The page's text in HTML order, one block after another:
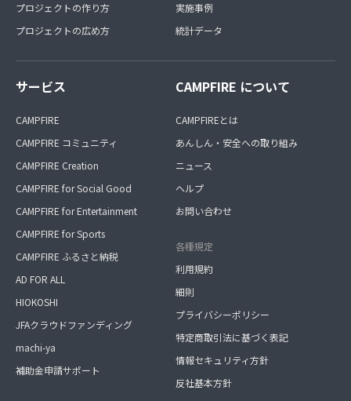
プロジェクトの作り方
プロジェクトの広め方
実施事例
統計データ
サービス
CAMPFIRE
CAMPFIRE コミュニティ
CAMPFIRE Creation
CAMPFIRE for Social Good
CAMPFIRE for Entertainment
CAMPFIRE for Sports
CAMPFIRE ふるさと納税
AD FOR ALL
HIOKOSHI
JFAクラウドファンディング
machi-ya
補助金申請サポート
CAMPFIRE について
CAMPFIREとは
あんしん・安全への取り組み
ニュース
ヘルプ
お問い合わせ
各種規定
利用規約
細則
プライバシーポリシー
特定商取引法に基づく表記
情報セキュリティ方針
反社基本方針